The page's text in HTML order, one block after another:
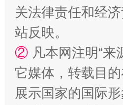
招工难、用工荒背后
关法律责任和经
站反映。
② 凡本网注明“
它媒体，转载目
展示国家的国际